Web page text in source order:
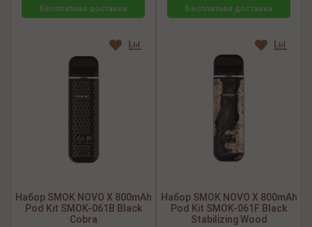
Бесплатная доставка
Набор SMOK NOVO X 800mAh
Pod Kit SMOK-061B Black
Cobra
Бесплатная доставка
Набор SMOK NOVO X 800mAh
Pod Kit SMOK-061F Black
Stabilizing Wood